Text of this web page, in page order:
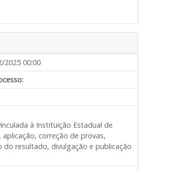
2025 00:00
à Instituição Estadual de
correção de provas,
resultado, divulgação e publicação